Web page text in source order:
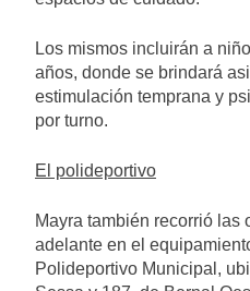
Los mismos incluirán a
años, donde se brindará
estimulación temprana y
por turno.
El polideportivo
Mayra también recorrió las
adelante en el
Polideportivo Municipal,